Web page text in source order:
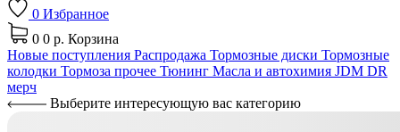
0 Избранное
0 0 р. Корзина
Новые поступления Распродажа Тормозные диски Тормозные
колодки Тормоза прочее Тюнинг Масла и автохимия JDM DR
мерч
Выберите интересующую вас категорию